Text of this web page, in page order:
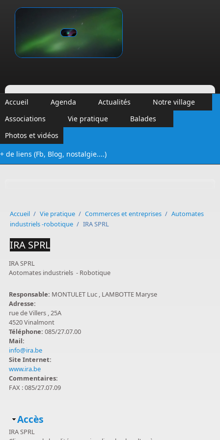
Vinalmont
Accueil Agenda Actualités
Notre village
Associations
Vie pratique
Balades
Photos et vidéos
+ de liens (Fb, Blog, nostalgie....)
Accueil / Vie pratique / Commerces et entreprises / Automates
industriels -robotique / IRA SPRL
IRA SPRL
IRA SPRL
Aotomates industriels - Robotique
Responsable: MONTULET Luc , LAMBOTTE Maryse
Adresse:
rue de Villers , 25A
4520 Vinalmont
Téléphone:085/27.07.00
Mail:
info@ira.be
Site Internet:
www.ira.be
Commentaires:
FAX : 085/27.07.09
Masquer
Accès
IRA SPRL